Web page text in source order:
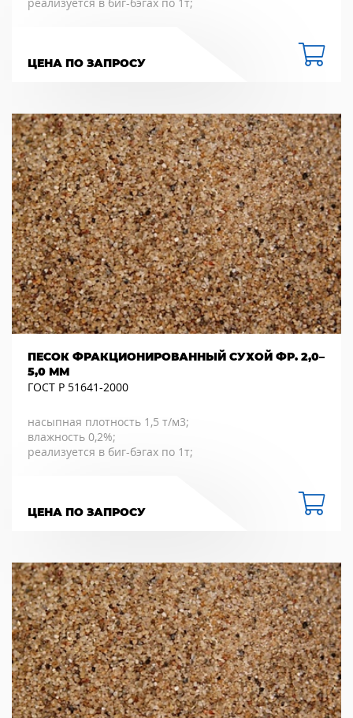
ЦЕНА ПО ЗАПРОСУ
ПЕСОК ФРАКЦИОНИРОВАННЫЙ СУХОЙ ФР. 2,0–
5,0 ММ
ГОСТ Р 51641-2000
насыпная плотность 1,5 т/м3;
влажность 0,2%;
реализуется в биг-бэгах по 1т;
ЦЕНА ПО ЗАПРОСУ